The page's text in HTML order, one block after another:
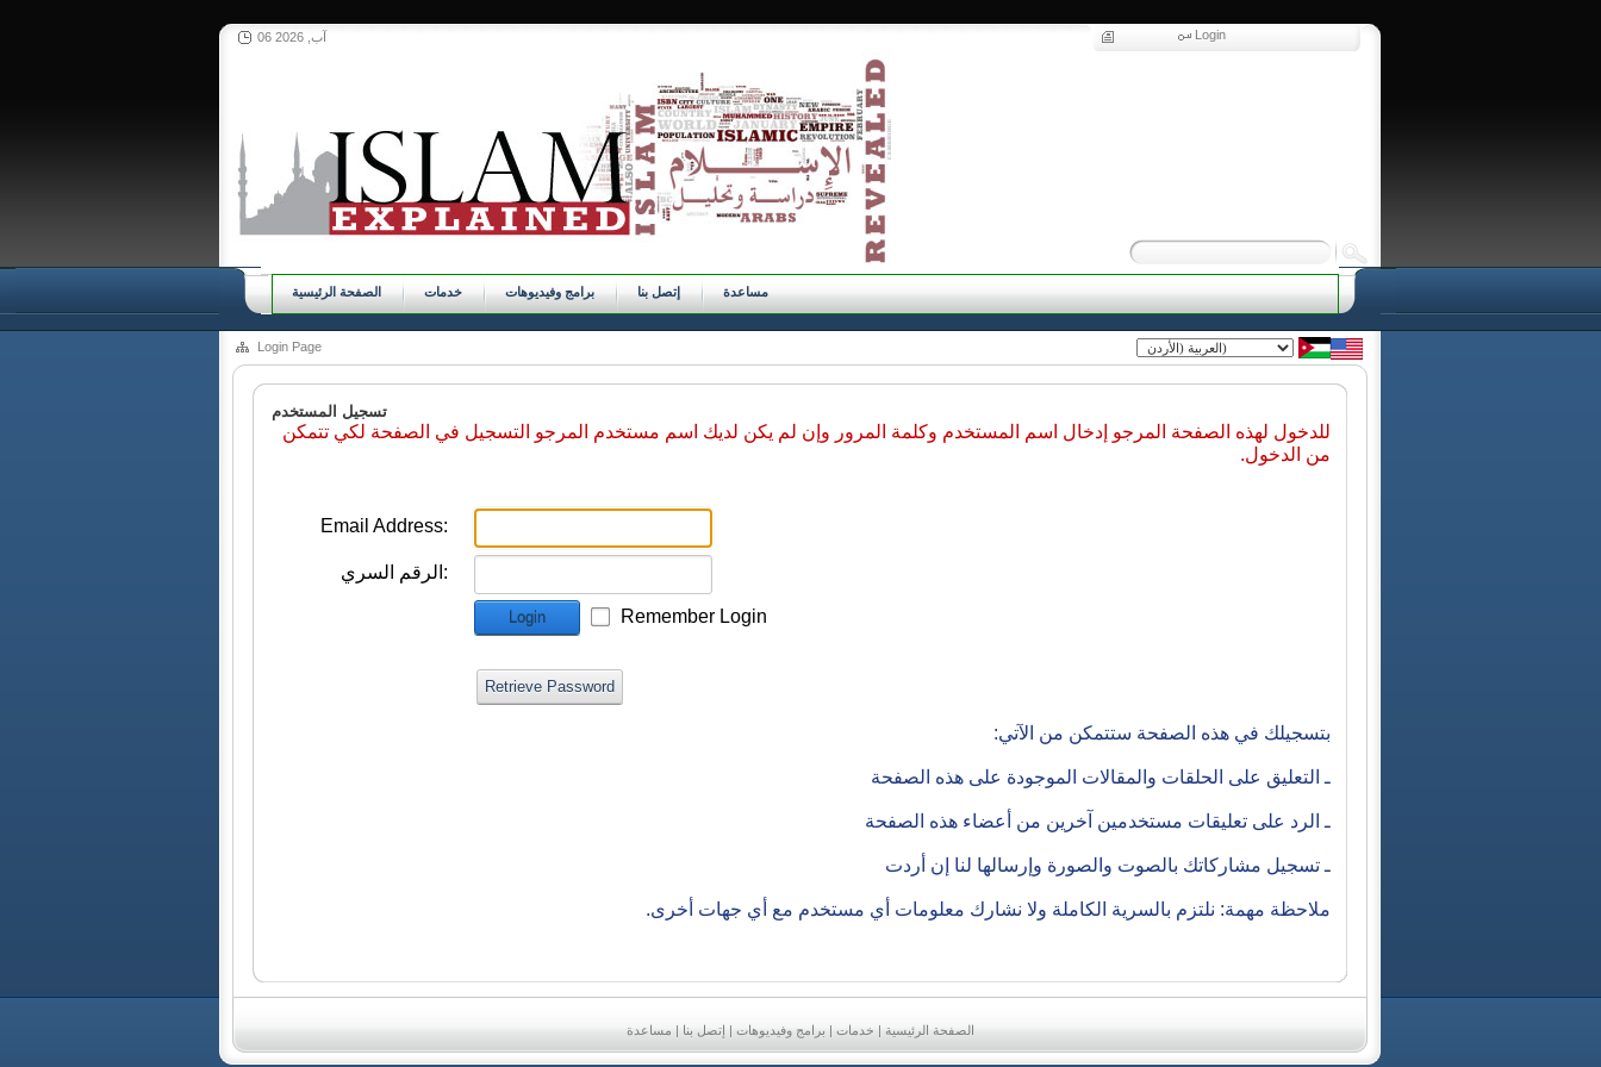
06 آب, 2026 Login
الصفحة الرئيسية خدمات برامج وفيديوهات إتصل بنا مساعدة
Login Page
تسجيل المستخدم
للدخول لهذه الصفحة المرجو إدخال اسم المستخدم وكلمة المرور وإن لم يكن لديك اسم مستخدم المرجو التسجيل في الصفحة لكي تتمكن
من الدخول.
Email Address:
الرقم السري:
Login Remember Login
Retrieve Password
بتسجيلك في هذه الصفحة ستتمكن من الآتي:
ـ التعليق على الحلقات والمقالات الموجودة على هذه الصفحة
ـ الرد على تعليقات مستخدمين آخرين من أعضاء هذه الصفحة
ـ تسجيل مشاركاتك بالصوت والصورة وإرسالها لنا إن أردت
ملاحظة مهمة: نلتزم بالسرية الكاملة ولا نشارك معلومات أي مستخدم مع أي جهات أخرى.
الصفحة الرئيسية | خدمات |برامج وفيديوهات | إتصل بنا | مساعدة